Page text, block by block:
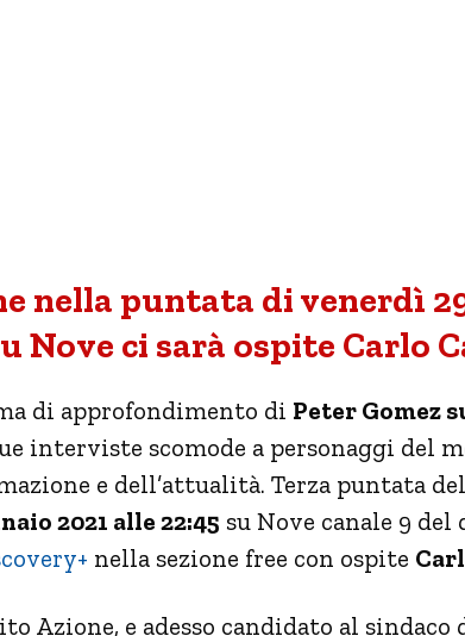
nella puntata di venerdì
Nove ci sarà ospite Carlo
di approfondimento di Peter Gomez
interviste scomode a personaggi del
e dell’attualità. Terza puntata
2021 alle 22:45 su Nove canale 9
nella sezione free con ospite
Azione, e adesso candidato al sindaco